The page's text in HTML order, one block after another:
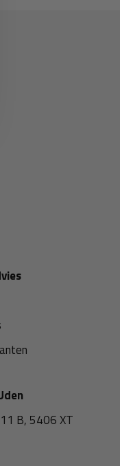
B, 5406 XT